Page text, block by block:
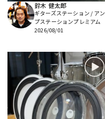
鈴木 健太郎
ギターズステーション / アン
プステーションプレミアム
2026/08/01